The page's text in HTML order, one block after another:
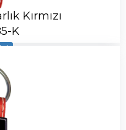
Kırmızı
K